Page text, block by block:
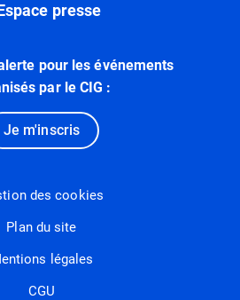
presse
pour les événements
par le CIG :
Je m'inscris
des cookies
Plan du site
légales
CGU